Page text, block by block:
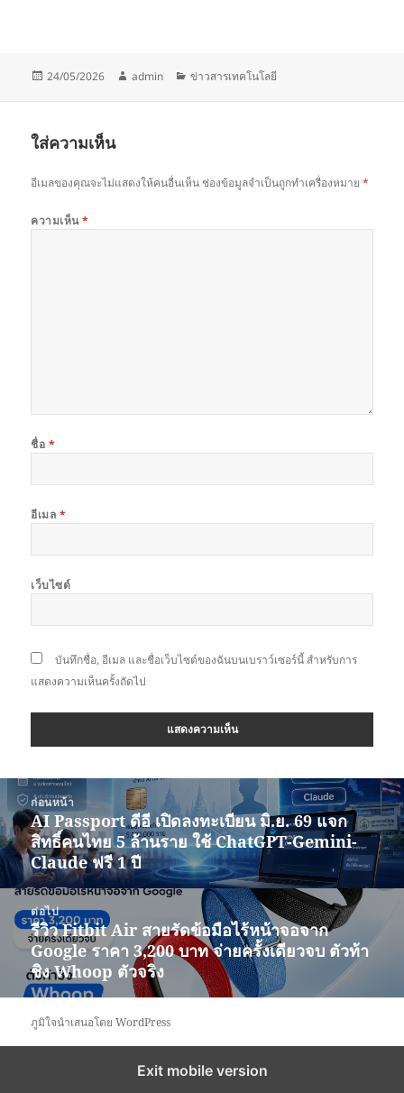
เขียน
24/05/2026
ผู้
admin
หมวด
ข่าวสารเทคโนโลยี
ใส่ความเห็น
อีเมลของคุณจะไม่แสดงให้คนอื่นเห็น ช่องข้อมูลจำเป็นถูกทำเครื่องหมาย*
ความเห็น*
ชื่อ *
อีเมล *
เว็บไซต์
บันทึกชื่อ, อีเมล และชื่อเว็บไซต์ของฉันบนเบราว์เซอร์นี้ สำหรับการ
แสดงความเห็นครั้งถัดไป
แนะแนว
เรื่อง ก่อนหน้า
เรื่อง
ก่อน
หน้า:
AI Passport ดีอี เปิดลงทะเบียน มิ.ย. 69 แจก
สิทธิ์คนไทย 5 ล้านราย ใช้ ChatGPT-Gemini-
Claude ฟรี 1 ปี
ต่อไป
เรื่อง
ต่อ
ไป:
รีวิว Fitbit Air สายรัดข้อมือไร้หน้าจอจาก
Google ราคา 3,200 บาท จ่ายครั้งเดียวจบ ตัวท้า
ชิง Whoop ตัวจริง
ภูมิใจนำเสนอโดย WordPress
Exit mobile version